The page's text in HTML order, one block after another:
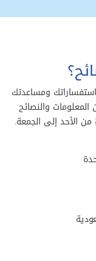
ومساعدتك
والنصائح